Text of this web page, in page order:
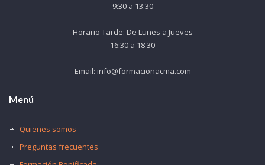
9:30 a 13:30
Horario Tarde: De Lunes a Jueves
16:30 a 18:30
Email: info@formacionacma.com
Menú
Quienes somos
Preguntas frecuentes